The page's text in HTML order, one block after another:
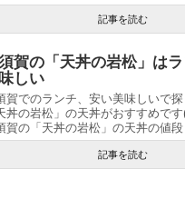
記事を読む
賀の「天丼の岩松」は
しい
賀でのランチ、安い美味しいで
丼の岩松」の天丼がおすすめで
賀の「天丼の岩松」の天丼の値段
記事を読む